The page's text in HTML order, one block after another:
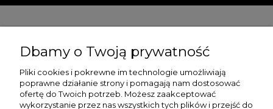
Moje konto
Płatności i dostawa
Dbamy o Twoją prywatność
Pliki cookies i pokrewne im technologie umożliwiają
poprawne działanie strony i pomagają nam dostosować
ofertę do Twoich potrzeb. Możesz zaakceptować
wykorzystanie przez nas wszystkich tych plików i przejść do